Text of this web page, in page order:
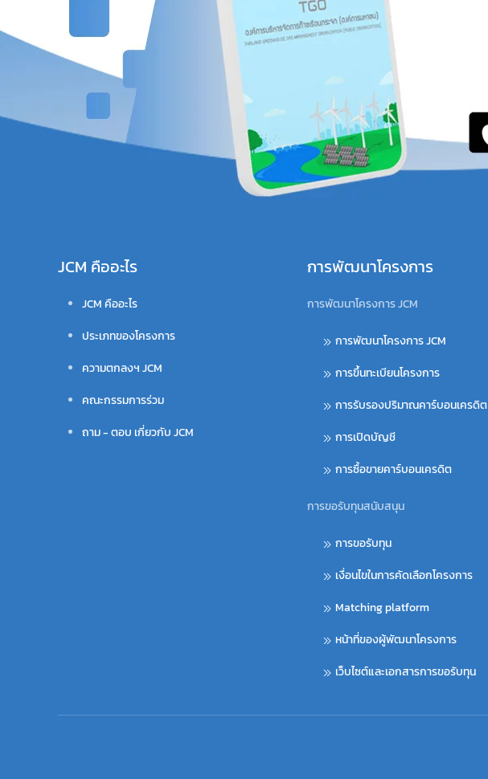
JCM คืออะไร
JCM คืออะไร
ประเภทของโครงการ
ความตกลงฯ JCM
คณะกรรมการร่วม
ถาม - ตอบ เกี่ยวกับ JCM
การพัฒนาโครงการ
การพัฒนาโครงการ JCM
การพัฒนาโครงการ JCM
การขึ้นทะเบียนโครงการ
การรับรองปริมาณคาร์บอนเครดิต
การเปิดบัญชี
การซื้อขายคาร์บอนเครดิต
การขอรับทุนสนับสนุน
การขอรับทุน
เงื่อนไขในการคัดเลือกโครงการ
Matching platform
หน้าที่ของผู้พัฒนาโครงการ
เว็บไซต์และเอกสารการขอรับทุน